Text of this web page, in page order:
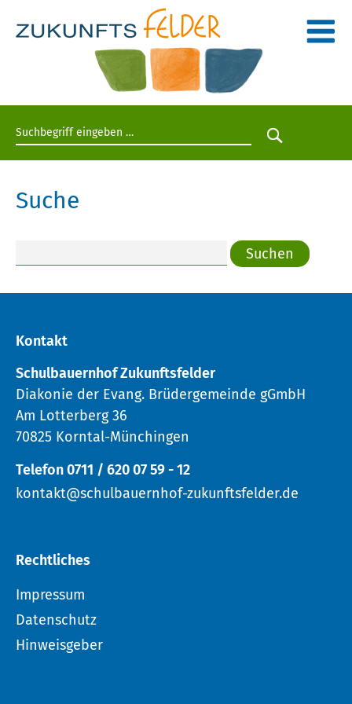
Suchbegriff eingeben
Suche
Suche
Suchen
Kontakt
Schulbauernhof Zukunftsfelder
Diakonie der Evang. Brüdergemeinde gGmbH
Am Lotterberg 36
70825 Korntal-Münchingen
Telefon 0711 / 620 07 59 - 12
kontakt@schulbauernhof-zukunftsfelder.de
Rechtliches
Impressum
Datenschutz
Hinweisgeber